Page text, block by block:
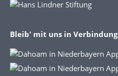
Bleib' mit uns in Verbindung